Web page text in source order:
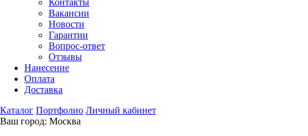
Контакты
Вакансии
Новости
Гарантии
Вопрос-ответ
Отзывы
Нанесение
Оплата
Доставка
Каталог Портфолио Личный кабинет
Ваш город: Москва